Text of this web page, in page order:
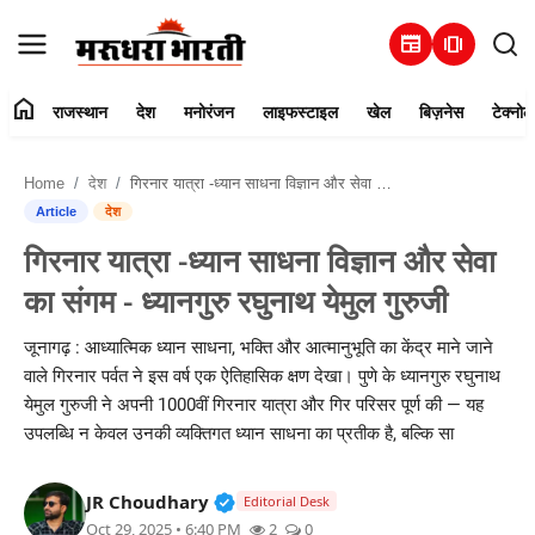
newspaper amp_stories
संपर्क करें
राजस्थान
मनोरंजन
लाइफस्टाइल
खेल
home राजस्थान देश मनोरंजन लाइफस्टाइल खेल बिज़नेस
Home देश गिरनार यात्रा -ध्यान साधना विज्ञान और सेवा का संगम - ध्यानगुरु रघुनाथ येमुल गुरुजी
Article देश
गिरनार यात्रा -ध्यान साधना विज्ञान और सेवा
का संगम - ध्यानगुरु रघुनाथ येमुल गुरुजी
जूनागढ़ : आध्यात्मिक ध्यान साधना, भक्ति और आत्मानुभूति का केंद्र माने जाने
वाले गिरनार पर्वत ने इस वर्ष एक ऐतिहासिक क्षण देखा। पुणे के ध्यानगुरु रघुनाथ
येमुल गुरुजी ने अपनी 1000वीं गिरनार यात्रा और गिर परिसर पूर्ण की — यह
उपलब्धि न केवल उनकी व्यक्तिगत ध्यान साधना का प्रतीक है, बल्कि सा
JR Choudhary Verified Public Figure • 30 Mar,
Editorial Desk
Oct 29, 2025 • 6:40 PM 2 0